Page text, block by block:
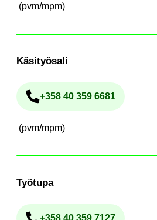
(pvm/mpm)
Kä­si­työ­sa­li
Pu­he­lin­nu­me­ro
+358 40 359 6681
(pvm/mpm)
Työ­tu­pa
+358 40 359 7127